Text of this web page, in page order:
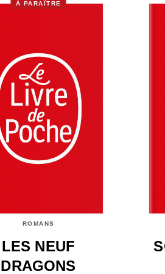
À PARAÎTRE
ROMANS
LES NEUF
DRAGONS